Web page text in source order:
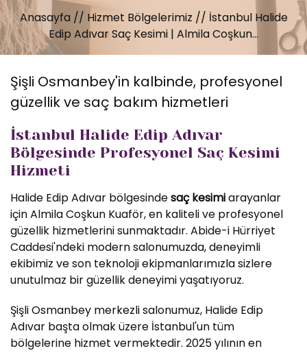
Anasayfa // Hizmet Bölgelerimiz // İstanbul Halide
Edip Adıvar Saç Kesimi | Almila Coşkun...
Şişli Osmanbey'in kalbinde, profesyonel
güzellik ve saç bakım hizmetleri
İstanbul Halide Edip Adıvar
Bölgesinde Profesyonel Saç Kesimi
Hizmeti
Halide Edip Adıvar bölgesindesaç kesimiarayanlar
için Almila Coşkun Kuaför, en kaliteli ve profesyonel
güzellik hizmetlerini sunmaktadır. Abide-i Hürriyet
Caddesi'ndeki modern salonumuzda, deneyimli
ekibimiz ve son teknoloji ekipmanlarımızla sizlere
unutulmaz bir güzellik deneyimi yaşatıyoruz.
Şişli Osmanbey merkezli salonumuz, Halide Edip
Adıvar başta olmak üzere İstanbul'un tüm
bölgelerine hizmet vermektedir. 2025 yılının en